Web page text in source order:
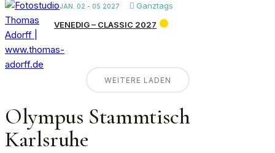
JAN. 02 - 05 2027
Ganztags
VENEDIG – CLASSIC 2027
WEITERE LADEN
Olympus Stammtisch
Karlsruhe